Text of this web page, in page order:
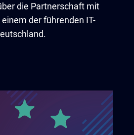
die Partnerschaft mit
einem der führenden IT-